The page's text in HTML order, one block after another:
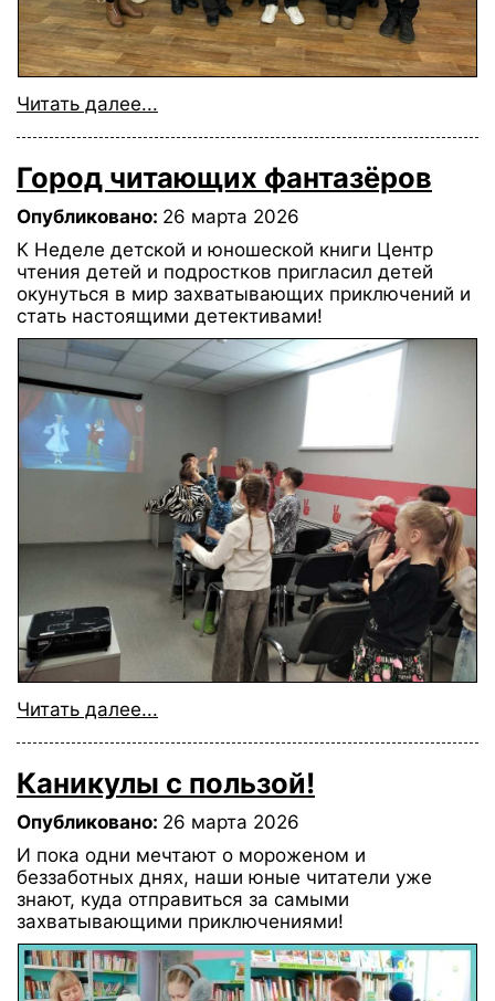
Читать далее...
Город читающих фантазёров
Опубликовано: 26 марта 2026
К Неделе детской и юношеской книги Центр
чтения детей и подростков пригласил детей
окунуться в мир захватывающих приключений и
стать настоящими детективами!
Читать далее...
Каникулы с пользой!
Опубликовано: 26 марта 2026
И пока одни мечтают о мороженом и
беззаботных днях, наши юные читатели уже
знают, куда отправиться за самыми
захватывающими приключениями!